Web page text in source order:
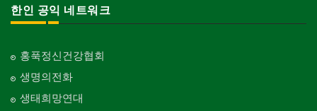
한인 공익 네트워크
홍푹정신건강협회
생명의전화
생태희망연대